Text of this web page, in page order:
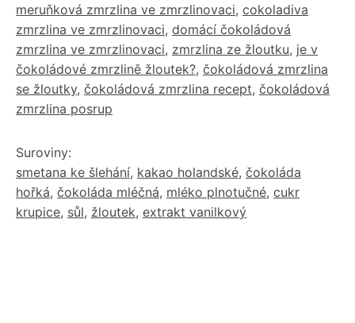
meruňková zmrzlina ve zmrzlinovaci, cokoladiva
zmrzlina ve zmrzlinovaci, domácí čokoládová
zmrzlina ve zmrzlinovaci, zmrzlina ze žloutku, je v
čokoládové zmrzlině žloutek?, čokoládová zmrzlina
se žloutky, čokoládová zmrzlina recept, čokoládová
zmrzlina posrup
Suroviny:
smetana ke šlehání, kakao holandské, čokoláda
hořká, čokoláda mléčná, mléko plnotučné, cukr
krupice, sůl, žloutek, extrakt vanilkový